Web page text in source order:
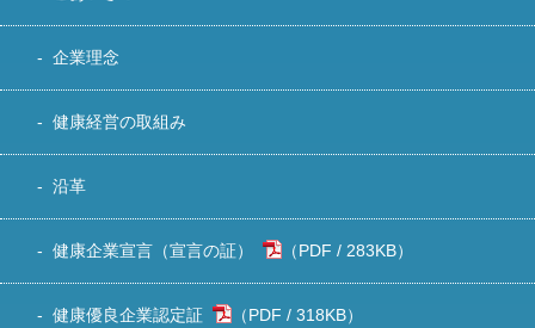
企業理念
健康経営の取組み
沿革
健康企業宣言（宣言の証） 283KB）
健康優良企業認定証 318KB）